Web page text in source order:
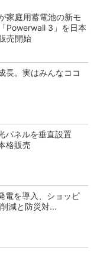
家庭用蓄電池の新モ
Powerwall 3」を日本
売開始
長。実はみんなココ
パネルを垂直設置
格販売
電を導入、ショッピ
減と防災対...